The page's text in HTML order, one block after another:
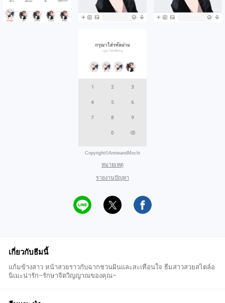
Copyright©AnnieandMochi
หมายเหตุ
รายงานปัญหา
เกี่ยวกับธีมนี้
แก้มข้างสาว หน้าสวยราวกับฉากชวนฝันและสะเทือนใจ ธีมสาวสวยสไตล์อ
นิเมะน่ารัก~รักษาจิตวิญญาณของคุณ~